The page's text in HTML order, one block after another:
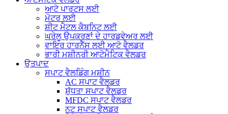
ਆਟੋ ਪਾਰਟਸ ਲਈ
ਮੋਟਰ ਲਈ
ਸ਼ੀਟ ਮੈਟਲ ਕੈਬਨਿਟ ਲਈ
ਘਰੇਲੂ ਉਪਕਰਣਾਂ ਦੇ ਹਾਰਡਵੇਅਰ ਲਈ
ਵਾਇਰ ਹਾਰਨੈੱਸ ਲਈ ਆਟੋ ਵੈਲਡਰ
ਭਾਰੀ ਮਸ਼ੀਨਰੀ ਆਟੋਮੈਟਿਕ ਵੈਲਡਰ
ਉਤਪਾਦ
ਸਪਾਟ ਵੈਲਡਿੰਗ ਮਸ਼ੀਨ
AC ਸਪਾਟ ਵੈਲਡਰ
ਸ਼ੁੱਧਤਾ ਸਪਾਟ ਵੈਲਡਰ
MFDC ਸਪਾਟ ਵੈਲਡਰ
ਨਟ ਸਪਾਟ ਵੈਲਡਰ